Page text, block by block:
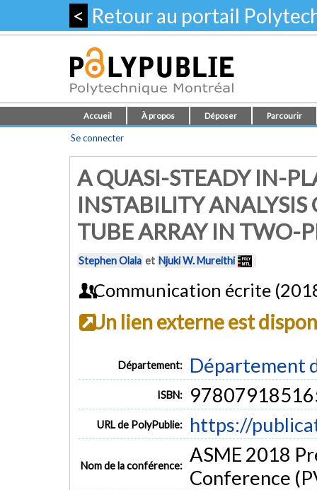
< Retour au portail
Accueil À propos Déposer Parcourir
Se connecter
A QUASI-STEADY IN-
INSTABILITY
TUBE ARRAY IN TWO-
Stephen Olala et Njuki W. Mureithi
Communication écrite
Un lien externe est
Département: Département
ISBN:
URL de PolyPublie: https://
Nom de la conférence: ASME 2018
Conference